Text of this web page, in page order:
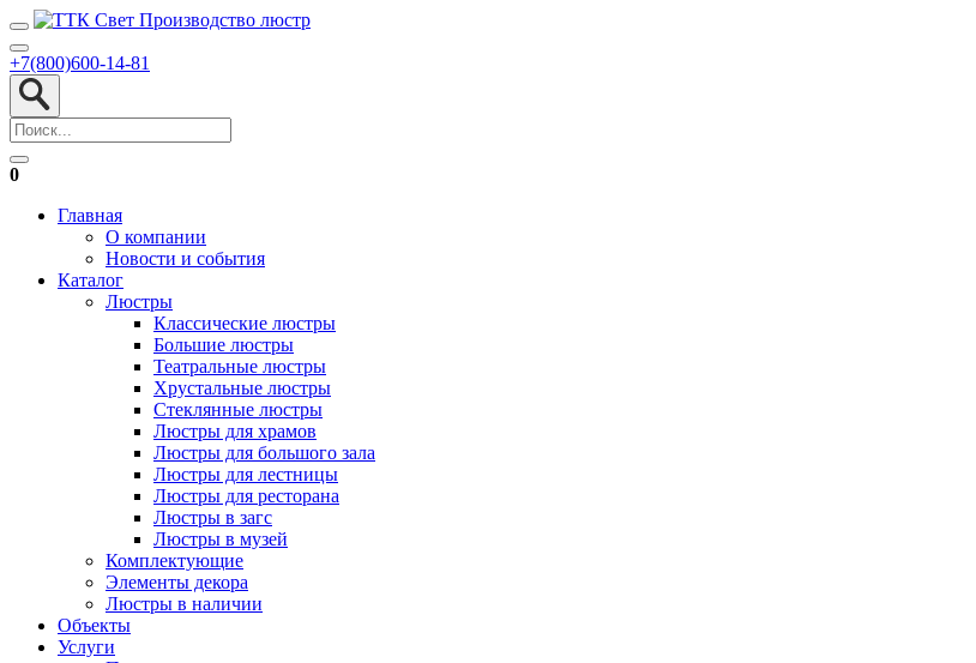
+7(800)600-14-81
0
Главная
О компании
Новости и события
Каталог
Люстры
Классические люстры
Большие люстры
Театральные люстры
Хрустальные люстры
Стеклянные люстры
Люстры для храмов
Люстры для большого зала
Люстры для лестницы
Люстры для ресторана
Люстры в загс
Люстры в музей
Комплектующие
Элементы декора
Люстры в наличии
Объекты
Услуги